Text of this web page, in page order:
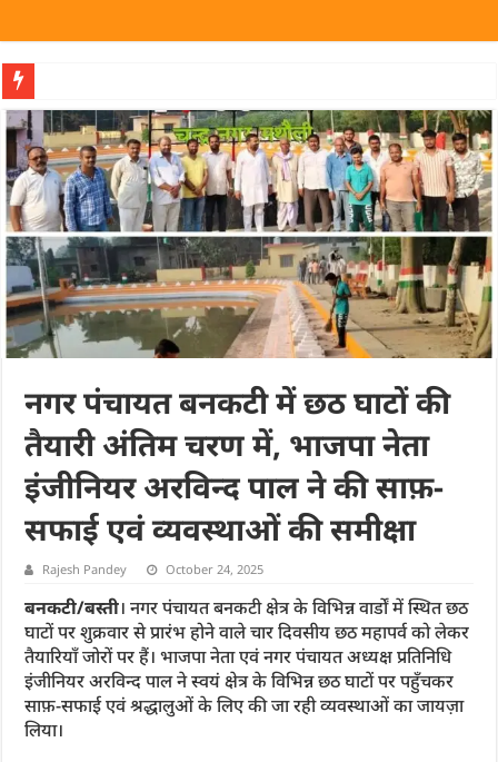
नगर पंचायत बनकटी में छठ घाटों की
तैयारी अंतिम चरण में, भाजपा नेता
इंजीनियर अरविन्द पाल ने की साफ़-
सफाई एवं व्यवस्थाओं की समीक्षा
Rajesh Pandey October 24, 2025
बनकटी/बस्ती। नगर पंचायत बनकटी क्षेत्र के विभिन्न वार्डों में स्थित छठ
घाटों पर शुक्रवार से प्रारंभ होने वाले चार दिवसीय छठ महापर्व को लेकर
तैयारियाँ जोरों पर हैं। भाजपा नेता एवं नगर पंचायत अध्यक्ष प्रतिनिधि
इंजीनियर अरविन्द पाल ने स्वयं क्षेत्र के विभिन्न छठ घाटों पर पहुँचकर
साफ़-सफाई एवं श्रद्धालुओं के लिए की जा रही व्यवस्थाओं का जायज़ा
लिया।